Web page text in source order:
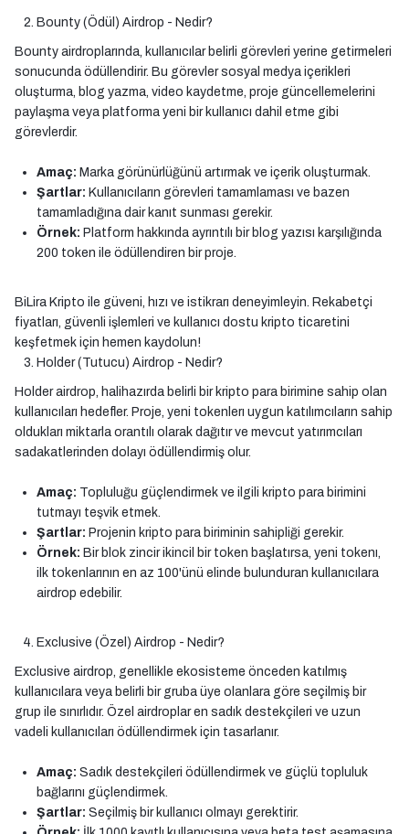
Bounty (Ödül) Airdrop - Nedir?
Bounty airdroplarında, kullanıcılar belirli görevleri yerine getirmeleri
sonucunda ödüllendirir. Bu görevler sosyal medya içerikleri
oluşturma, blog yazma, video kaydetme, proje güncellemelerini
paylaşma veya platforma yeni bir kullanıcı dahil etme gibi
görevlerdir.
Amaç: Marka görünürlüğünü artırmak ve içerik oluşturmak.
Şartlar: Kullanıcıların görevleri tamamlaması ve bazen
tamamladığına dair kanıt sunması gerekir.
Örnek: Platform hakkında ayrıntılı bir blog yazısı karşılığında
200 token ile ödüllendiren bir proje.
BiLira Kripto ile güveni, hızı ve istikrarı deneyimleyin. Rekabetçi
fiyatları, güvenli işlemleri ve kullanıcı dostu kripto ticaretini
keşfetmek için hemen kaydolun!
Holder (Tutucu) Airdrop - Nedir?
Holder airdrop, halihazırda belirli bir kripto para birimine sahip olan
kullanıcıları hedefler. Proje, yeni tokenlerı uygun katılımcıların sahip
oldukları miktarla orantılı olarak dağıtır ve mevcut yatırımcıları
sadakatlerinden dolayı ödüllendirmiş olur.
Amaç: Topluluğu güçlendirmek ve ilgili kripto para birimini
tutmayı teşvik etmek.
Şartlar: Projenin kripto para biriminin sahipliği gerekir.
Örnek: Bir blok zincir ikincil bir token başlatırsa, yeni tokenı,
ilk tokenlarının en az 100'ünü elinde bulunduran kullanıcılara
airdrop edebilir.
Exclusive (Özel) Airdrop - Nedir?
Exclusive airdrop, genellikle ekosisteme önceden katılmış
kullanıcılara veya belirli bir gruba üye olanlara göre seçilmiş bir
grup ile sınırlıdır. Özel airdroplar en sadık destekçileri ve uzun
vadeli kullanıcıları ödüllendirmek için tasarlanır.
Amaç: Sadık destekçileri ödüllendirmek ve güçlü topluluk
bağlarını güçlendirmek.
Şartlar: Seçilmiş bir kullanıcı olmayı gerektirir.